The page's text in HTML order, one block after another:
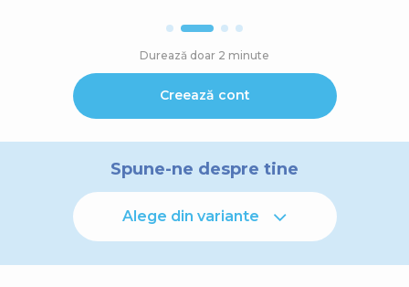
Durează doar 2 minute
Creează cont
Spune-ne despre tine
Alege din variante